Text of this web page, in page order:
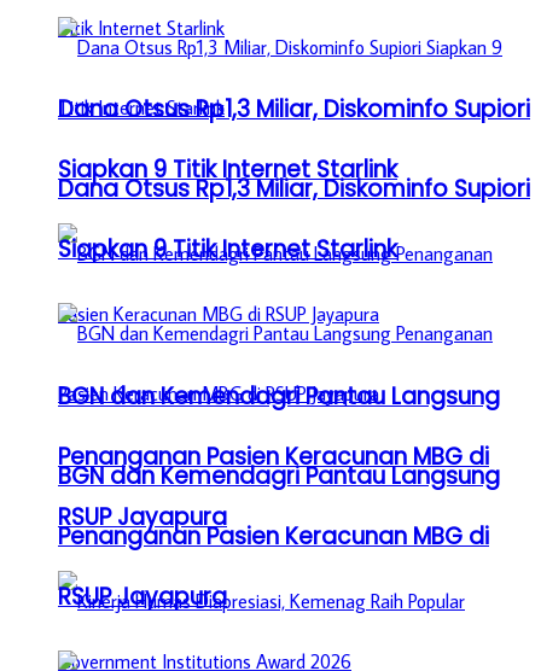
Dana Otsus Rp1,3 Miliar, Diskominfo Supiori
Siapkan 9 Titik Internet Starlink
BGN dan Kemendagri Pantau Langsung
Penanganan Pasien Keracunan MBG di
RSUP Jayapura
Dana Otsus Rp1,3 Miliar, Diskominfo Supiori
Siapkan 9 Titik Internet Starlink
BGN dan Kemendagri Pantau Langsung
Penanganan Pasien Keracunan MBG di
RSUP Jayapura